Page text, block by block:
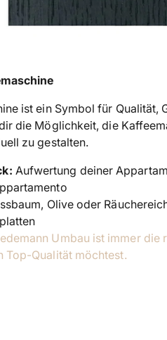
ist ein Symbol für Qualität,
die Möglichkeit, die
zu gestalten.
Aufwertung deiner
Olive oder
Umbau ist immer
Top-Qualität möchtest.